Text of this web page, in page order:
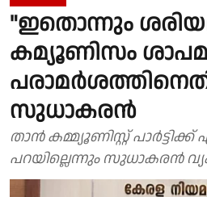
"ഇതൊന്നും
കമ്യൂണിസം
സുധാകരൻ
താൻ കമ്മ്യൂണിസ്റ്റ് പാർട്ടിക്ക് എതിരായി
പറയില്ലെന്നും സുധാകരൻ